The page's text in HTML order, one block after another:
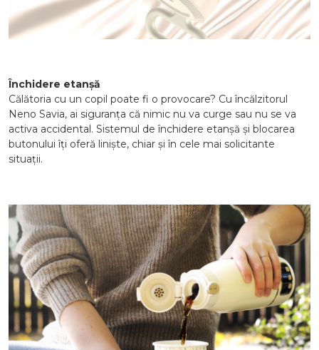
Închidere etanșă
Călătoria cu un copil poate fi o provocare? Cu încălzitorul
Neno Savia, ai siguranța că nimic nu va curge sau nu se va
activa accidental. Sistemul de închidere etanșă și blocarea
butonului îți oferă liniște, chiar și în cele mai solicitante
situații.